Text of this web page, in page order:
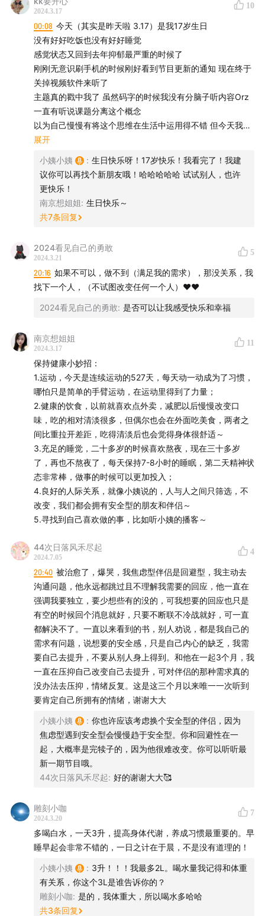
亲密关系
整体养育
亲密关系与情感依赖
养育有安全感的孩子
真希望我的父母读过这本书
音乐推荐：
最近做了一个歌单，我觉得十分不错，持续更新中，感兴
趣的朋友可以来听听看，保你开心。👉
主播
小姨：独立设计师 &「Serious Studio」创始人，现居北
开场曲：Mr.Angel（Tommy Newport）
结尾曲：明明白白我的心 live（梁静茹&李宗盛）
邮箱：xserioustudiox@gmail.com
2024.3.17
10
00:08 今天（其实是昨天啦 3.17）是我17岁生日
没有好好吃饭也没有好好睡觉
感觉状态又回到去年抑郁最严重的时候了
刚刚无意识刷手机的时候刚好看到节目更新的通知 现在终于
关掉视频软件来听了
主题真的戳中我了 虽然码字的时候我没有分脑子听内容Orz
一直有听说课题分离这个概念
以为自己慢慢有将这个思维在生活中运用得不错 但今天我收
到朋友的礼物时感觉自己可能还是不太行吧 会很失落
的生日礼物我都是很用心准备
F去年的生日礼物有一幅画我画了六个月 零零碎碎的时间 哪
怕高二高三好像没什么时间 去年送其他同学礼物的时候她看
到了就问我为什么没有簪子（因为那个同学平常很爱汉服 我
就有送）我说以为她不会戴 所以去年等到她生日的时候簪子
精力 然后去比对衡量 但前天她经过我位子的时候冷不丁来一
句“为了你的生日礼物我买了二十多块钱的卡抽你喜欢的角
色” 就是这种把自己付出的成本告知其人的行为我感觉不是很
成本感觉没法比 我确实没分离好这个课题 她想不想要那个画
还有我的同桌W 也是为她做了幅钻石画 花了三个月 她日常
说想要的文具呀小物件呀我也买了 平常上网看到她喜欢的小
东西我也会下单了就送给她 不会特别要求今天是什么特殊日
子才能给对方礼物 但今年我的生日礼物呢 从去年过年的时候
她就在说“给你买了谷子但我要等你生日再给你” 哎 这种感觉
就不知道怎么形容
她平常也很容易散播负能量 频率真的很高 比如上课走神被老
师点起来没回答上问题这种事也能让她阴郁一下午 我都会很
努力去把她往积极的想法上带 但我去年抑郁很严重的时候 有
两次跟她吐苦水 只是几句概述的苗头 她两次都是说自己现在
不方便 没办法听我说的事 慢慢的我就不说了
感觉自己就像前期的杜乐莹一样 对别人很好但好像总是受到
伤害（不算伤害啦 就是这种经历会让我疑惑自己到底能不能
遇到跟我用心对待ta一样去用心对待我的人 长这么大好像一
看完我这些碎碎念之后的朋友可能会感觉我交朋友有些功利
不知道怎么评价自己
现在四点多了 我还是没睡 本来明天不想去上学了 但我是团
支书 明天还要给班上交团费 去团委给班上同学办学生证 必
须去 突然觉得很窒息
其实我也不知道自己想说什么 不知道有没有人会看完这段文
字 我只是感觉没有地方可以说这些了 平常总是阳光的一面展
现出来 没人愿意听我不好的想法和灰暗的一面 打完这些字也
感觉好很多了
总之 祝我17岁健康快乐吧
展开
小姨小姨 : 生日快乐呀！17岁快乐！我看完了！我建
议你可以再找个新朋友哦！哈哈哈哈哈 试试别人，也许
更快乐！
南京想姐姐: 生日快乐～
共7条回复
2024看见自己的勇敢
2024.3.21
5
20:16 如果不可以，做不到（满足我的需求），那没关系，我
找下一个人，（不试图改变任何一个人）❤️❤️
2024看见自己的勇敢: 是否可以让我感受快乐和幸福
南京想姐姐
2024.3.17
11
保持健康小妙招：
1.运动，今天是连续运动的527天，每天动一动成为了习惯，
哪怕只是简单的手臂运动，在运动里得到了力量；
2.健康的饮食，以前就喜欢点外卖，减肥以后慢慢改变口
味，吃的相对清淡很多，但偶尔也会在外面吃美食，两者之
间比重拉开差距，吃得清淡后也会觉得身体很舒适～
3.充足的睡觉，二十多岁的时候喜欢熬夜，现在三十多岁
了，再也不熬夜了，每天保持7-8小时的睡眠，第二天精神状
态非常棒，做事的时候可以更加投入；
4.良好的人际关系，就像小姨说的，人与人之间只筛选，不
改变，我们都会拥有安全型的朋友和伴侣～
5.寻找到自己喜欢做的事，比如听小姨的播客～
44次日落风禾尽起
2024.7.05
4
20:40 被治愈了，爆哭，我焦虑型伴侣是回避型，我主动去
沟通问题，他永远都跳过且不理解我需要的回应，他一直在
强调我要独立，要少想些有的没的，可我想要的回应也只是
有空的时候回个消息就好，只要不断联不冷战就好，可一直
都解决不了。一直以来看到的书，别人劝说，都是我自己的
需求有问题，说想要的安全感，只是自己内心的缺乏，我需
要自己去提升，不要从别人身上得到。和他在一起3个月，我
一直在压抑自己改变自己去提升，可对伴侣的那种需求真的
没办法去压抑，情绪反复。这是这三个月以来唯一一次听到
要肯定自己所拥有的情绪，谢谢大大
小姨小姨 : 你也许应该考虑换个安全型的伴侣，因为
焦虑型遇到安全型会慢慢趋于安全型。你和回避性在一
起，大概率是完犊子的，因为他很难改变。你可以听听最
新一期节目哦。
44次日落风禾尽起: 好的谢谢大大🥰
雕刻小咖
2024.3.20
7
多喝白水，一天3升，提高身体代谢，养成习惯最重要的。早
睡早起会非常不错的，一日之计在于晨，不是没有道理的！
小姨小姨 : 3升！！！我最多2L。喝水量我记得和体重
有关系，你这个3L是谁告诉你的？
雕刻小咖: 是的，我体重大，所以喝水多哈哈
共3条回复